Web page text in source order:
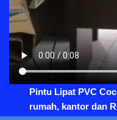
Pintu Lipat PVC
rumah, kantor dan